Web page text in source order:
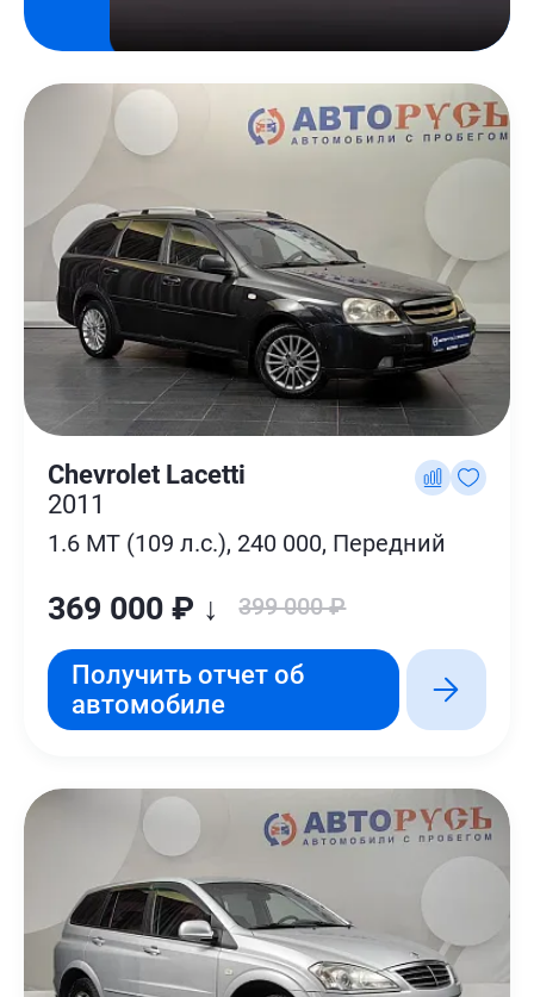
Chevrolet Lacetti
2011
1.6 MT (109 л.с.), 240 000, Передний
369 000 ₽ ↓ 399 000 ₽
Получить отчет об
автомобиле